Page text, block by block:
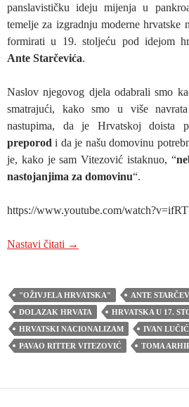
panslavističku ideju mijenja u
temelje za izgradnju moderne hrvatske
formirati u 19. stoljeću pod idejom
Ante Starčevića.
Naslov njegovog djela odabrali smo
smatrajući, kako smo u više
nastupima, da je Hrvatskoj doista
preporod i da je našu domovinu
je, kako je sam Vitezović istaknuo, “
nastojanjima za domovinu“.
https://www.youtube.com/
Nastavi čitati CROATIA REDIVIVA:
→
"OŽIVJELA HRVATSKA" ANTE
DOLAZAK HRVATA
HRVATSKA U 17.
HRVATSKI NACIONALIZAM
IVAN LUČIĆ
PAVAO RITTER VITEZOVIĆ
TOMA